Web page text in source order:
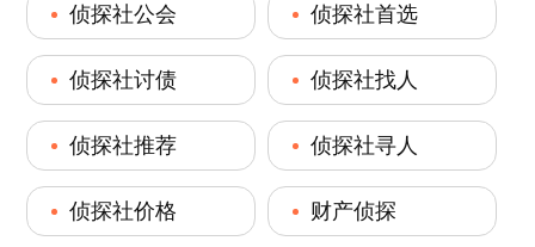
侦探社公会 侦探社首选
侦探社讨债 侦探社找人
侦探社推荐 侦探社寻人
侦探社价格 财产侦探